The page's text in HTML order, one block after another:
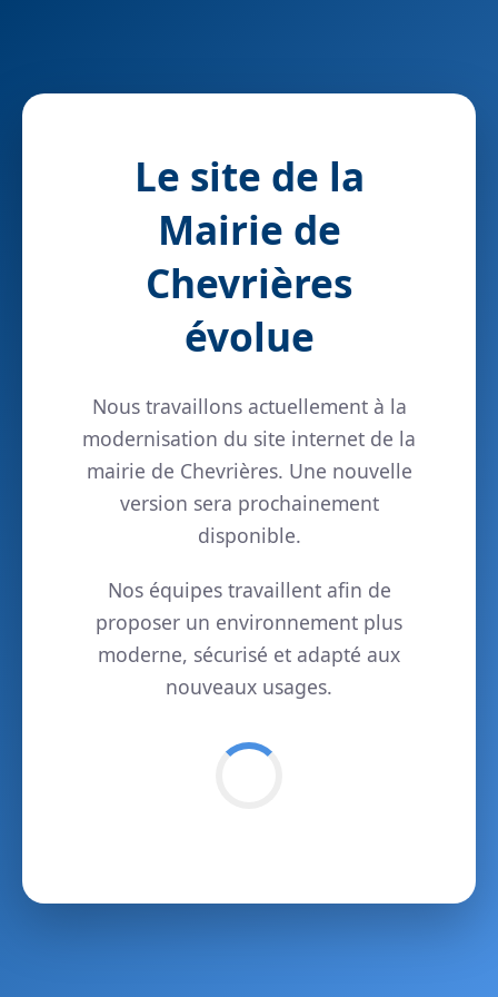
Le site de la
Mairie de
Chevrières
évolue
Nous travaillons actuellement à la
modernisation du site internet de la
mairie de Chevrières. Une nouvelle
version sera prochainement
disponible.
Nos équipes travaillent afin de
proposer un environnement plus
moderne, sécurisé et adapté aux
nouveaux usages.